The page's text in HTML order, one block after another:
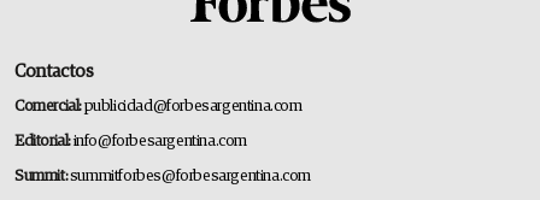
Contactos
Comercial:publicidad@forbesargentina.com
Editorial:info@forbesargentina.com
Summit:summitforbes@forbesargentina.com